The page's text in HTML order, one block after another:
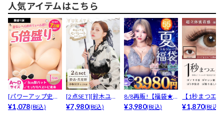
人気アイテムはこちら
[パワーアップ史上
最強5倍盛りアップ
¥1,078(税込)
[2点SET][鈴木ユリ
ア(baby)...
¥7,980(税込)
8/8再販!【福袋★
ブラセット3点
¥3,980(税込)
【1秒まつエ
リュームタイ
¥1,870(税込)